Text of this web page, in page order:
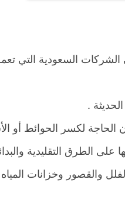
السعودية التي
.
لكسر الحوائط أو
الطرق التقليدية
والقصور وخزانات